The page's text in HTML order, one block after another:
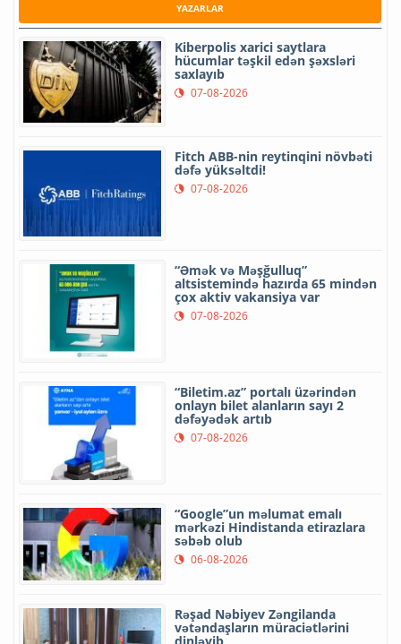
YAZARLAR
Kiberpolis xarici saytlara
hücumlar təşkil edən şəxsləri
saxlayıb
07-08-2026
Fitch ABB-nin reytinqini növbəti
dəfə yüksəltdi!
07-08-2026
“Əmək və Məşğulluq”
altsistemində hazırda 65 mindən
çox aktiv vakansiya var
07-08-2026
“Biletim.az” portalı üzərindən
onlayn bilet alanların sayı 2
dəfəyədək artıb
07-08-2026
“Google”un məlumat emalı
mərkəzi Hindistanda etirazlara
səbəb olub
06-08-2026
Rəşad Nəbiyev Zəngilanda
vətəndaşların müraciətlərini
dinləyib